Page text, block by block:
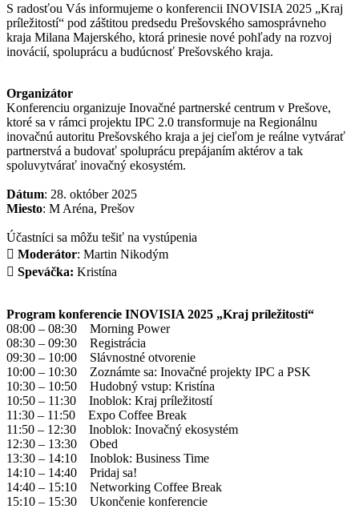
S radosťou Vás informujeme o konferencii INOVISIA 2025 „Kraj
príležitostí“ pod záštitou predsedu Prešovského samosprávneho
kraja Milana Majerského, ktorá prinesie nové pohľady na rozvoj
inovácií, spoluprácu a budúcnosť Prešovského kraja.
Organizátor
Konferenciu organizuje Inovačné partnerské centrum v Prešove,
ktoré sa v rámci projektu IPC 2.0 transformuje na Regionálnu
inovačnú autoritu Prešovského kraja a jej cieľom je reálne vytvárať
partnerstvá a budovať spoluprácu prepájaním aktérov a tak
spoluvytvárať inovačný ekosystém.
Dátum: 28. október 2025
Miesto: M Aréna, Prešov
Účastníci sa môžu tešiť na vystúpenia
 Moderátor: Martin Nikodým
 Speváčka: Kristína
Program konferencie INOVISIA 2025 „Kraj príležitostí“
08:00 – 08:30 Morning Power
08:30 – 09:30 Registrácia
09:30 – 10:00 Slávnostné otvorenie
10:00 – 10:30 Zoznámte sa: Inovačné projekty IPC a PSK
10:30 – 10:50 Hudobný vstup: Kristína
10:50 – 11:30 Inoblok: Kraj príležitostí
11:30 – 11:50 Expo Coffee Break
11:50 – 12:30 Inoblok: Inovačný ekosystém
12:30 – 13:30 Obed
13:30 – 14:10 Inoblok: Business Time
14:10 – 14:40 Pridaj sa!
14:40 – 15:10 Networking Coffee Break
15:10 – 15:30 Ukončenie konferencie